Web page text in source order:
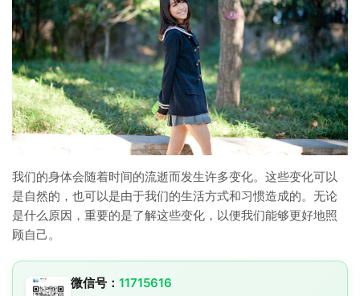
我们的身体会随着时间的流逝而发生许多变化。这些变化可以
是自然的，也可以是由于我们的生活方式和习惯造成的。无论
是什么原因，重要的是了解这些变化，以便我们能够更好地照
顾自己。
微信号： 11715616